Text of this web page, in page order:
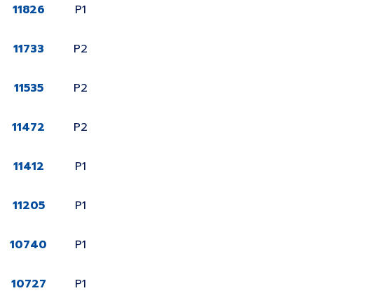
11826 P1
11733 P2
11535 P2
11472 P2
11412 P1
11205 P1
10740 P1
10727 P1